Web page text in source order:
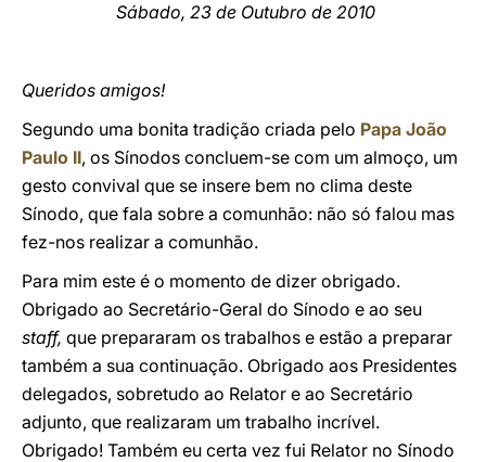
Sábado, 23 de Outubro de 2010
Queridos amigos!
Segundo uma bonita tradição criada pelo Papa João
Paulo II, os Sínodos concluem-se com um almoço, um
gesto convival que se insere bem no clima deste
Sínodo, que fala sobre a comunhão: não só falou mas
fez-nos realizar a comunhão.
Para mim este é o momento de dizer obrigado.
Obrigado ao Secretário-Geral do Sínodo e ao seu
staff, que prepararam os trabalhos e estão a preparar
também a sua continuação. Obrigado aos Presidentes
delegados, sobretudo ao Relator e ao Secretário
adjunto, que realizaram um trabalho incrível.
Obrigado! Também eu certa vez fui Relator no Sínodo